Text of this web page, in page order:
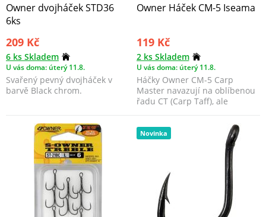
Owner dvojháček STD36
6ks
209 Kč
6 ks Skladem
U vás doma: úterý 11.8.
Svařený pevný dvojháček v
barvě Black chrom.
Owner Háček CM-5 Iseama
119 Kč
2 ks Skladem
U vás doma: úterý 11.8.
Háčky Owner CM-5 Carp
Master navazují na oblíbenou
řadu CT (Carp Taff), ale
Novinka